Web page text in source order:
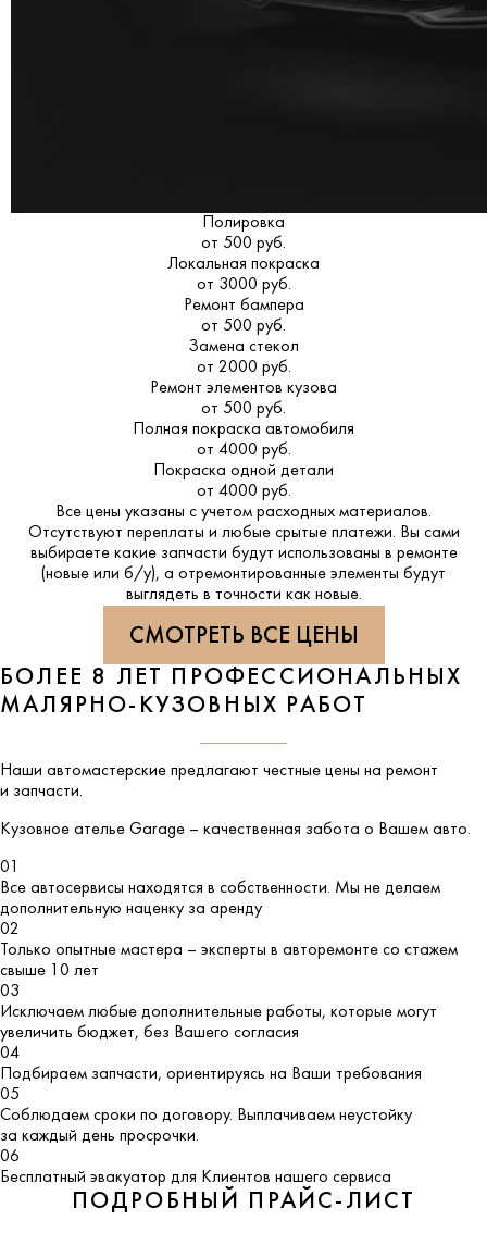
Полировка
от 500 руб.
Локальная покраска
от 3000 руб.
Ремонт бампера
от 500 руб.
Замена стекол
от 2000 руб.
Ремонт элементов кузова
от 500 руб.
Полная покраска автомобиля
от 4000 руб.
Покраска одной детали
от 4000 руб.
Все цены указаны с учетом расходных материалов.
Отсутствуют переплаты и любые срытые платежи. Вы сами
выбираете какие запчасти будут использованы в ремонте
(новые или б/у), а отремонтированные элементы будут
выглядеть в точности как новые.
СМОТРЕТЬ ВСЕ ЦЕНЫ
БОЛЕЕ 8 ЛЕТ ПРОФЕССИОНАЛЬНЫХ
МАЛЯРНО-КУЗОВНЫХ РАБОТ
Наши автомастерские предлагают честные цены на ремонт
и запчасти.
Кузовное ателье Garage – качественная забота о Вашем авто.
01
Все автосервисы находятся в собственности. Мы не делаем
дополнительную наценку за аренду
02
Только опытные мастера – эксперты в авторемонте со стажем
свыше 10 лет
03
Исключаем любые дополнительные работы, которые могут
увеличить бюджет, без Вашего согласия
04
Подбираем запчасти, ориентируясь на Ваши требования
05
Соблюдаем сроки по договору. Выплачиваем неустойку
за каждый день просрочки.
06
Бесплатный эвакуатор для Клиентов нашего сервиса
ПОДРОБНЫЙ ПРАЙС-ЛИСТ